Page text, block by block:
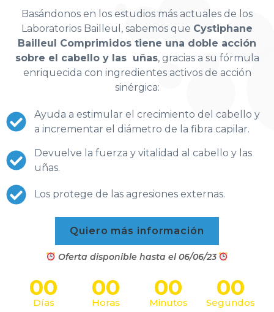
Basándonos en los estudios más actuales de los
Laboratorios Bailleul, sabemos que Cystiphane
Bailleul Comprimidos tiene una doble acción
sobre el cabello y las uñas, gracias a su fórmula
enriquecida con ingredientes activos de acción
sinérgica:
Ayuda a estimular el crecimiento del cabello y
a incrementar el diámetro de la fibra capilar.
Devuelve la fuerza y vitalidad al cabello y las
uñas.
Los protege de las agresiones externas.
Quiero más información
Oferta disponible hasta el 06/06/23
00
Días
00
Horas
00
Minutos
00
Segundos